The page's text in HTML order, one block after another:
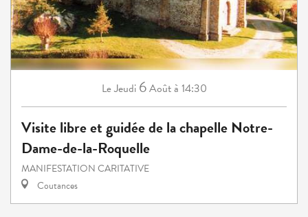
LeJeudi 6Aoûtà 14:30
Visite libre et guidée de la chapelle Notre-
Dame-de-la-Roquelle
MANIFESTATION CARITATIVE
Coutances